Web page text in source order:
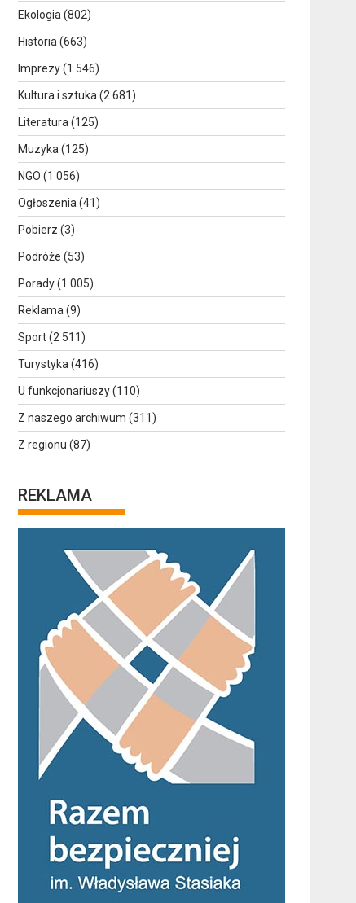
Ekologia (802)
Historia (663)
Imprezy(1 546)
Kultura i sztuka (2 681)
Literatura (125)
Muzyka (125)
NGO (1 056)
Ogłoszenia (41)
Pobierz (3)
Podróże (53)
Porady(1 005)
Reklama (9)
Sport(2 511)
Turystyka (416)
U funkcjonariuszy(110)
Z naszego archiwum (311)
Z regionu (87)
REKLAMA